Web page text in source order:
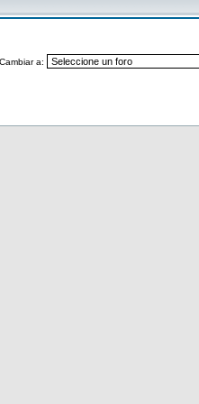
Cambiar a: